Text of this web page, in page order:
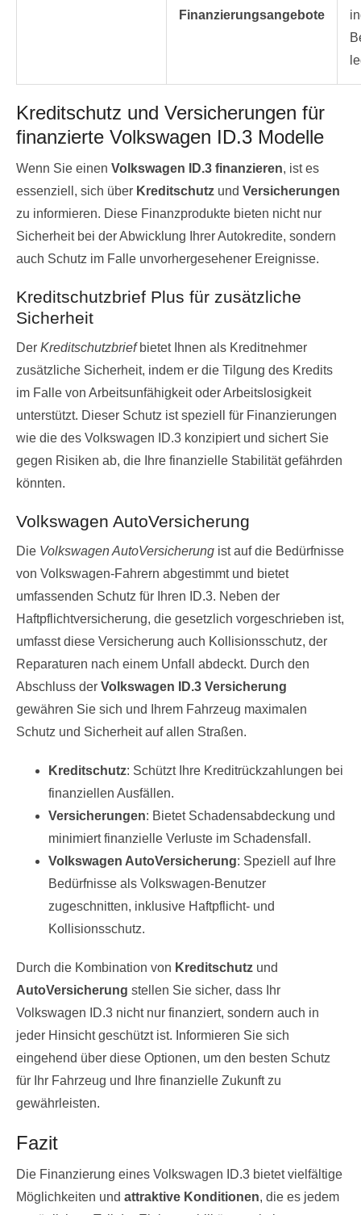
Finanzierungsangebote
Kreditschutz und Versicherungen für
finanzierte Volkswagen ID.3 Modelle
Wenn Sie einen Volkswagen ID.3 finanzieren, ist es
essenziell, sich über Kreditschutz und Versicherungen
zu informieren. Diese Finanzprodukte bieten nicht nur
Sicherheit bei der Abwicklung Ihrer Autokredite, sondern
auch Schutz im Falle unvorhergesehener Ereignisse.
Kreditschutzbrief Plus für zusätzliche
Sicherheit
Der Kreditschutzbriefbietet Ihnen als Kreditnehmer
zusätzliche Sicherheit, indem er die Tilgung des Kredits
im Falle von Arbeitsunfähigkeit oder Arbeitslosigkeit
unterstützt. Dieser Schutz ist speziell für Finanzierungen
wie die des Volkswagen ID.3 konzipiert und sichert Sie
gegen Risiken ab, die Ihre finanzielle Stabilität gefährden
könnten.
Volkswagen AutoVersicherung
Die Volkswagen AutoVersicherung ist auf die Bedürfnisse
von Volkswagen-Fahrern abgestimmt und bietet
umfassenden Schutz für Ihren ID.3. Neben der
Haftpflichtversicherung, die gesetzlich vorgeschrieben ist,
umfasst diese Versicherung auch Kollisionsschutz, der
Reparaturen nach einem Unfall abdeckt. Durch den
Abschluss der Volkswagen ID.3 Versicherung
gewähren Sie sich und Ihrem Fahrzeug maximalen
Schutz und Sicherheit auf allen Straßen.
Kreditschutz: Schützt Ihre Kreditrückzahlungen bei
finanziellen Ausfällen.
Versicherungen: Bietet Schadensabdeckung und
minimiert finanzielle Verluste im Schadensfall.
Volkswagen AutoVersicherung: Speziell auf Ihre
Bedürfnisse als Volkswagen-Benutzer
zugeschnitten, inklusive Haftpflicht- und
Kollisionsschutz.
Durch die Kombination von Kreditschutz und
AutoVersicherung stellen Sie sicher, dass Ihr
Volkswagen ID.3 nicht nur finanziert, sondern auch in
jeder Hinsicht geschützt ist. Informieren Sie sich
eingehend über diese Optionen, um den besten Schutz
für Ihr Fahrzeug und Ihre finanzielle Zukunft zu
gewährleisten.
Fazit
Die Finanzierung eines Volkswagen ID.3 bietet vielfältige
Möglichkeiten und attraktive Konditionen, die es jedem